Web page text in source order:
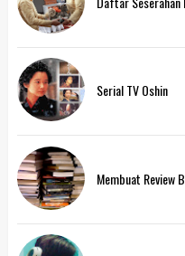
Serial TV Oshin
Membuat Review